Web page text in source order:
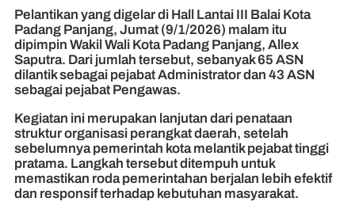
Pelantikan yang digelar di Hall Lantai III Balai Kota
Padang Panjang, Jumat (9/1/2026) malam itu
dipimpin Wakil Wali Kota Padang Panjang, Allex
Saputra. Dari jumlah tersebut, sebanyak 65 ASN
dilantik sebagai pejabat Administrator dan 43 ASN
sebagai pejabat Pengawas.
Kegiatan ini merupakan lanjutan dari penataan
struktur organisasi perangkat daerah, setelah
sebelumnya pemerintah kota melantik pejabat tinggi
pratama. Langkah tersebut ditempuh untuk
memastikan roda pemerintahan berjalan lebih efektif
dan responsif terhadap kebutuhan masyarakat.